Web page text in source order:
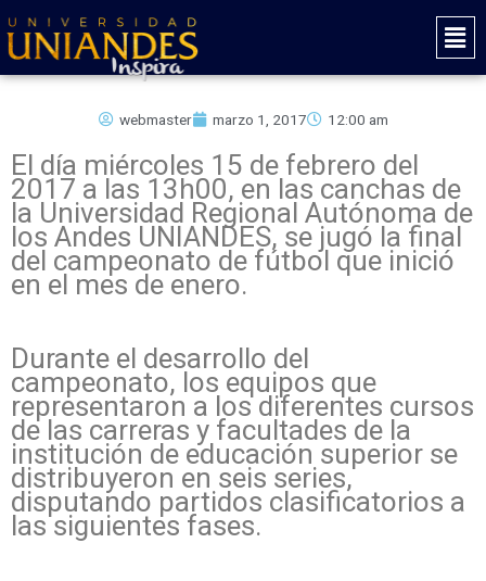
al
contenido
Main
webmaster marzo 1, 2017 12:00 am
El día miércoles 15 de febrero del
2017 a las 13h00, en las canchas de
la Universidad Regional Autónoma de
los Andes UNIANDES, se jugó la final
del campeonato de fútbol que inició
en el mes de enero.
Durante el desarrollo del
campeonato, los equipos que
representaron a los diferentes cursos
de las carreras y facultades de la
institución de educación superior se
distribuyeron en seis series,
disputando partidos clasificatorios a
las siguientes fases.